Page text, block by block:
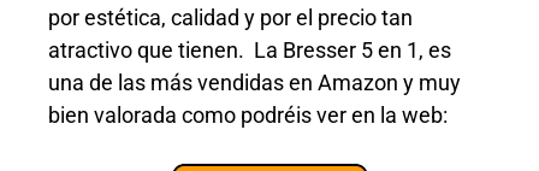
por estética, calidad y por el precio tan
atractivo que tienen. La Bresser 5 en 1, es
una de las más vendidas en Amazon y muy
bien valorada como podréis ver en la web: